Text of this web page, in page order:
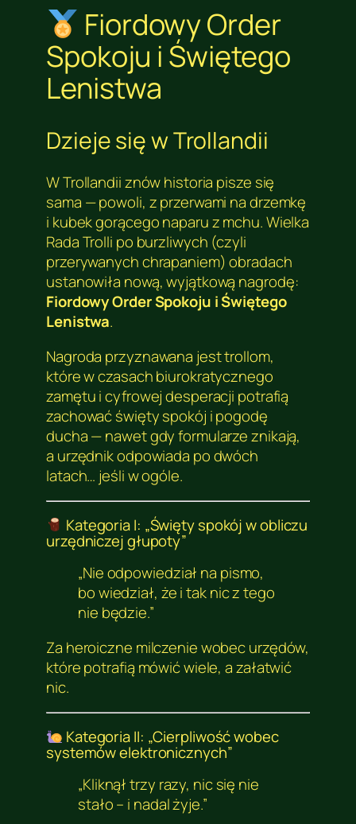
Fiordowy Order
Spokoju i Świętego
Lenistwa
Dzieje się w Trollandii
W Trollandii znów historia pisze się
sama — powoli, z przerwami na drzemkę
i kubek gorącego naparu z mchu. Wielka
Rada Trolli po burzliwych (czyli
przerywanych chrapaniem) obradach
ustanowiła nową, wyjątkową nagrodę:
Fiordowy Order Spokoju i Świętego
Lenistwa.
Nagroda przyznawana jest trollom,
które w czasach biurokratycznego
zamętu i cyfrowej desperacji potrafią
zachować święty spokój i pogodę
ducha — nawet gdy formularze znikają,
a urzędnik odpowiada po dwóch
latach… jeśli w ogóle.
Kategoria I: „Święty spokój w obliczu
urzędniczej głupoty”
„Nie odpowiedział na pismo,
bo wiedział, że i tak nic z tego
nie będzie.”
Za heroiczne milczenie wobec urzędów,
które potrafią mówić wiele, a załatwić
nic.
Kategoria II: „Cierpliwość wobec
systemów elektronicznych”
„Kliknął trzy razy, nic się nie
stało – i nadal żyje.”